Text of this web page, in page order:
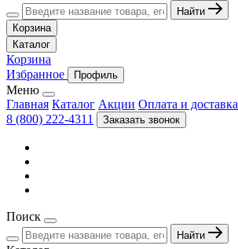
Найти
Корзина
Каталог
Корзина
Избранное
Профиль
Меню
Главная Каталог Акции Оплата и доставка
8 (800) 222-4311
Заказать звонок
Поиск
Найти